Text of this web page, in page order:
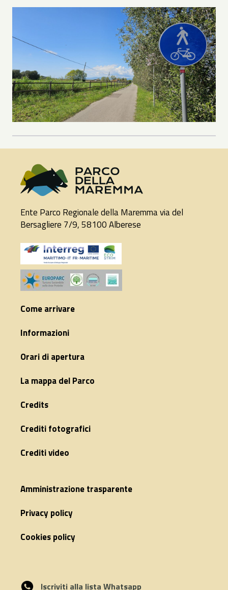
Ente Parco Regionale della Maremma via del
Bersagliere 7/9, 58100 Alberese
Come arrivare
Informazioni
Orari di apertura
La mappa del Parco
Credits
Crediti fotografici
Crediti video
Amministrazione trasparente
Privacy policy
Cookies policy
Iscriviti alla lista Whatsapp